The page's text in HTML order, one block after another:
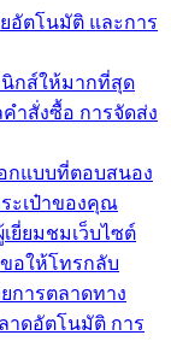
อัตโนมัติ และการ
กส์ให้มากที่สุด
ำสั่งซื้อ การจัดส่ง
กแบบที่ตอบสนอง
ะเป๋าของคุณ
ยี่ยมชมเว็บไซต์
อให้โทรกลับ
การตลาดทาง
ลาดอัตโนมัติ การ